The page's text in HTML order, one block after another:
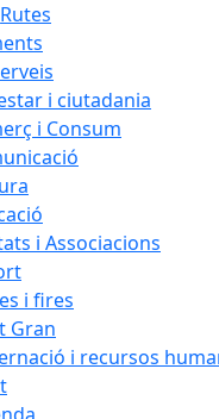
Rutes
i ciutadania
i Consum
i Associacions
i fires
Gran
i recursos